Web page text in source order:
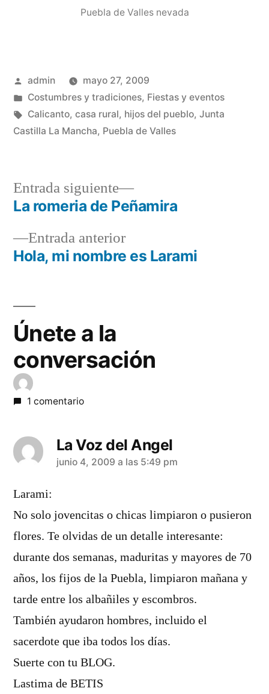
Puebla de Valles nevada
Publicado
por
admin
mayo 27, 2009
Publicado
en
Costumbres y tradiciones, Fiestas y eventos
Etiquetas:
Calicanto, casa rural, hijos del pueblo, Junta
Castilla La Mancha, Puebla de Valles
Navegación
de
entradas
Entrada anteriorEntrada
anterior:
Hola, mi nombre es Larami
Entrada siguiente
Entrada
siguiente:
La romeria de Peñamira
Únete a la
conversación
1 comentario
La Voz del Angel
dice:
junio 4, 2009 a las 5:49 pm
Larami:
No solo jovencitas o chicas limpiaron o pusieron
flores. Te olvidas de un detalle interesante:
durante dos semanas, maduritas y mayores de 70
años, los fijos de la Puebla, limpiaron mañana y
tarde entre los albañiles y escombros.
También ayudaron hombres, incluido el
sacerdote que iba todos los días.
Suerte con tu BLOG.
Lastima de BETIS